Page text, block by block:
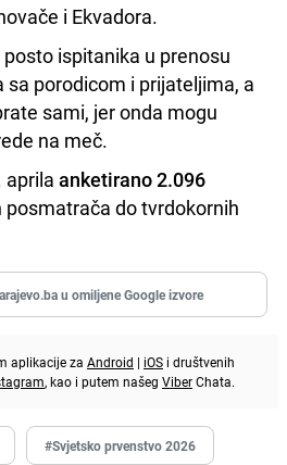
i Ekvadora.
ispitanika u prenosu
porodicom i prijateljima, a
sami, jer onda mogu
na meč.
aprila anketirano 2.096
posmatrača do tvrdokornih
u omiljene Google izvore
aplikacije za Android | iOS i društvenih
, kao i putem našeg ViberChata.
#Svjetsko prvenstvo 2026